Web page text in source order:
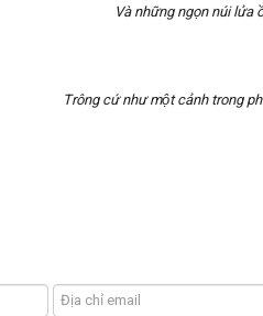
Và những ngọn núi lửa
Trông cứ như một cảnh trong